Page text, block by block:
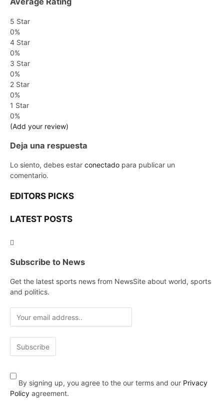
5 Star
0%
4 Star
0%
3 Star
0%
2 Star
0%
1 Star
0%
(Add your review)
Deja una respuesta
Lo siento, debes estar conectado para publicar un
comentario.
EDITORS PICKS
LATEST POSTS
Subscribe to News
Get the latest sports news from NewsSite about world, sports
and politics.
By signing up, you agree to the our terms and our Privacy
Policy agreement.